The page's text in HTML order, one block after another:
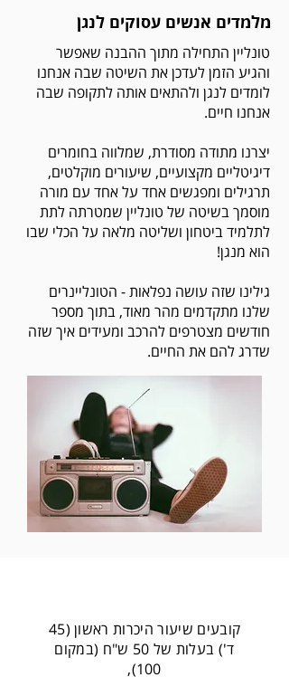
מלמדים אנשים עסוקים לנגן
טונליין התחילה מתוך ההבנה שאפשר
והגיע הזמן לעדכן את השיטה שבה אנחנו
לומדים לנגן ולהתאים אותה לתקופה שבה
אנחנו חיים.
יצרנו מתודה מסודרת, שמלווה בחומרים
דיגיטליים מקצועיים, שיעורים מוקלטים,
תרגילים ומפגשים אחד על אחד עם מורה
מוסמך בשיטה של טונליין שמטרתה לתת
לתלמיד ביטחון ושליטה מלאה על הכלי שבו
הוא מנגן!
גילינו שזה עושה נפלאות - הטונליינרים
שלנו מתקדמים מהר מאוד, בתוך מספר
חודשים מצטרפים להרכב ומעידים איך שזה
שדרג להם את החיים.
קובעים שיעור היכרות ראשון (45
ד') בעלות של 50 ש"ח (במקום
100),